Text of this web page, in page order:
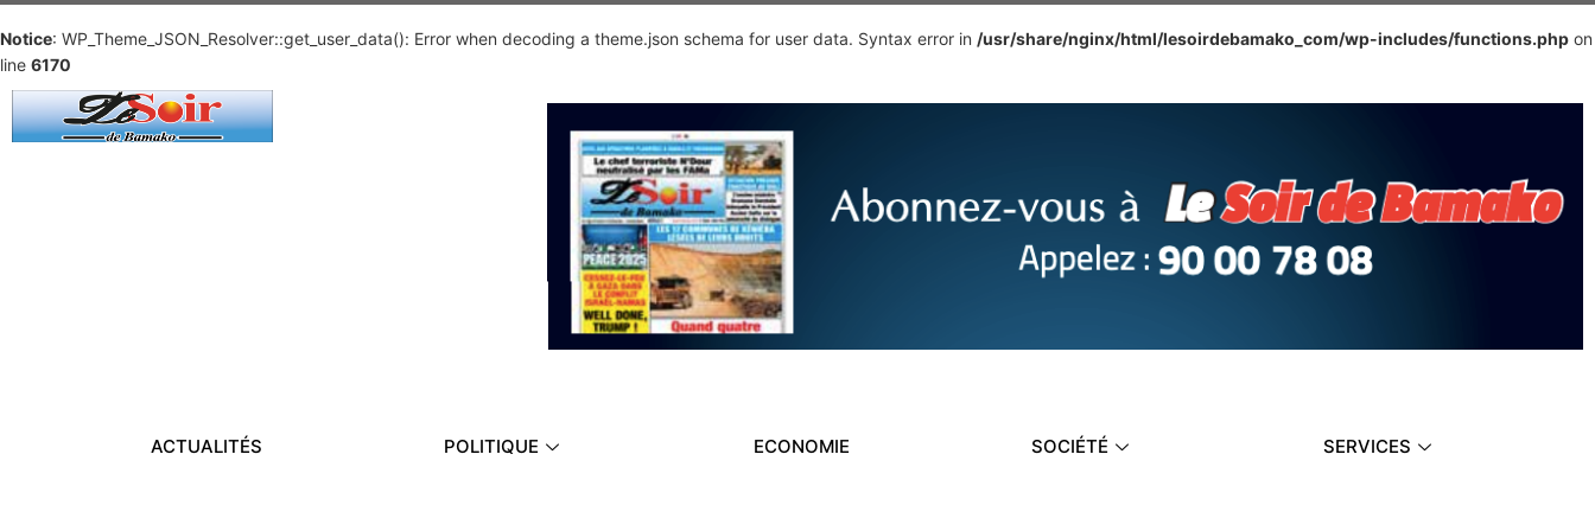
Notice: WP_Theme_JSON_Resolver::get_user_data(): Error when decoding a theme.json schema for user data. Syntax error in /usr/share/nginx/html/lesoirdebamako_com/wp-includes/functions.php on
line 6170
ACTUALITÉS POLITIQUE ECONOMIE SOCIÉTÉ SERVICES